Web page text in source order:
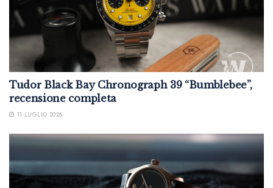
Tudor Black Bay Chronograph 39 “Bumblebee”,
recensione completa
11 LUGLIO 2026